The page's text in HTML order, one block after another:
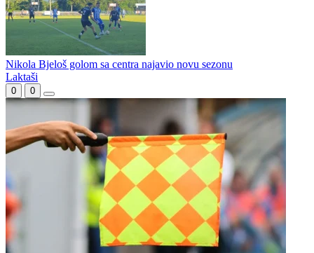
Dragan Kulina ponovo na utakmici Slavije, na stadionu ga sačekao
poklon
Novi poraz Prijedorčana u Sloveniji